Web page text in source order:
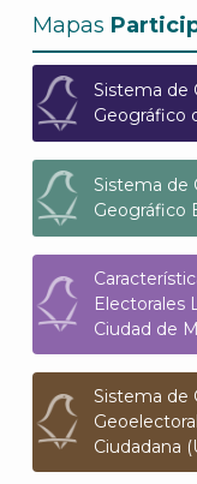
Mapas
Sistema de
Geográfico
Sistema de
Geográfico
Electorales
Ciudad de
Sistema de
Ciudadana